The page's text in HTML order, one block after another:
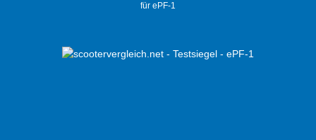
für ePF-1